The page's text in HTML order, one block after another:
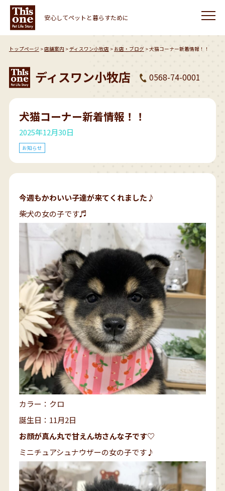
安心してペットと暮らすために
トップページ 店舗案内 ディスワン小牧店 お店・ブログ 犬猫コーナー新着情報！！
ディスワン小牧店 0568-74-0001
犬猫コーナー新着情報！！
2025年12月30日
お知らせ
今週もかわいい子達が来てくれました♪
柴犬の女の子です♬
カラー：クロ
誕生日：11月2日
お顔が真ん丸で甘えん坊さんな子です♡
ミニチュアシュナウザーの女の子です♪